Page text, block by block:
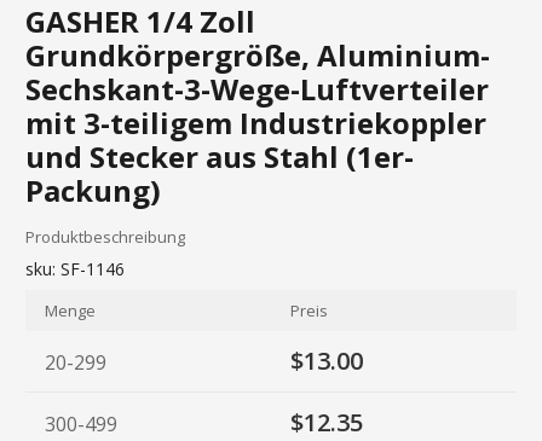
GASHER 1/4 Zoll
Grundkörpergröße, Aluminium-
Sechskant-3-Wege-Luftverteiler
mit 3-teiligem Industriekoppler
und Stecker aus Stahl (1er-
Packung)
Produktbeschreibung
sku: SF-1146
Menge Preis
20-299 $13.00
300-499 $12.35